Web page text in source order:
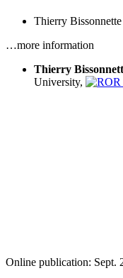
Thierry Bissonnette
…more information
Thierry
University,
Online publication: Sept.